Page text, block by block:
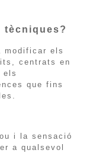
tècniques?
modificar els
centrats en
els
que fins
i la sensació
a qualsevol